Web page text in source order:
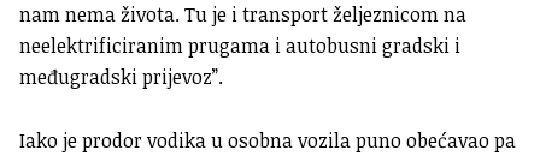
nam nema života. Tu je i transport željeznicom na
neelektrificiranim prugama i autobusni gradski i
međugradski prijevoz”.
Iako je prodor vodika u osobna vozila puno obećavao pa